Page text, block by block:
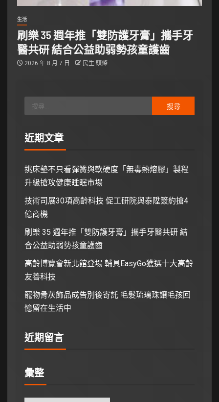
生活
刷樂 35 週年推「雙防護牙膏」攜手牙
醫共研 結合公益助弱勢孩童護齒
2026 年 8 月 7 日 民生 頭條
近期文章
挑床墊不只看彈簧與軟硬度「無毒熱熔膠」製程
升級搶攻健康睡眠市場
技術司展30項高齡科技 促工研院與泰陞簽約搶4
億商機
刷樂 35 週年推「雙防護牙膏」攜手牙醫共研 結
合公益助弱勢孩童護齒
高齡博覽會新北館登場 輔具EasyGo獲選十大高齡
友善科技
寵物骨灰飾品成告別後寄託 毛髮琉璃珠讓毛孩回
憶留在生活中
近期留言
彙整